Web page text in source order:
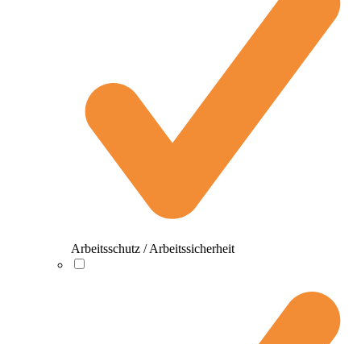
Arbeitsschutz / Arbeitssicherheit